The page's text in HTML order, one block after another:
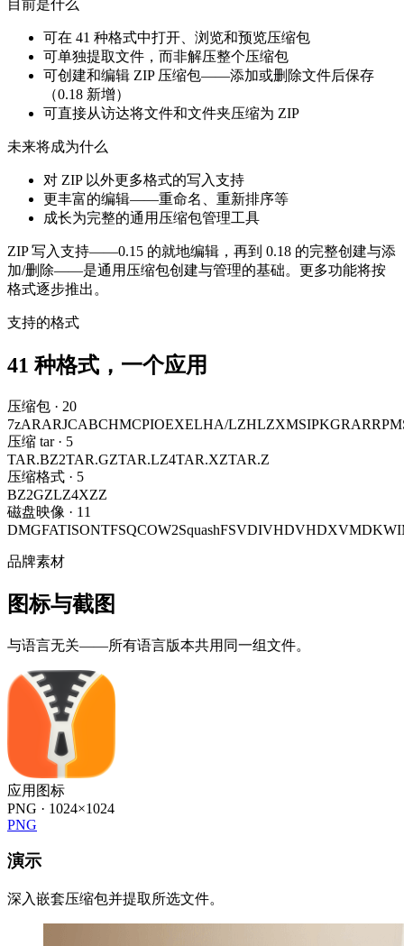
目前是什么
可在 41 种格式中打开、浏览和预览压缩包
可单独提取文件，而非解压整个压缩包
可创建和编辑 ZIP 压缩包——添加或删除文件后保存
（0.18 新增）
可直接从访达将文件和文件夹压缩为 ZIP
未来将成为什么
对 ZIP 以外更多格式的写入支持
更丰富的编辑——重命名、重新排序等
成长为完整的通用压缩包管理工具
ZIP 写入支持——0.15 的就地编辑，再到 0.18 的完整创建与添
加/删除——是通用压缩包创建与管理的基础。更多功能将按
格式逐步推出。
支持的格式
41 种格式，一个应用
压缩包 · 20
7zARARJCABCHMCPIOEXELHA/LZHLZXMSIPKGRARRPM
压缩 tar· 5
TAR.BZ2TAR.GZTAR.LZ4TAR.XZTAR.Z
压缩格式 · 5
BZ2GZLZ4XZZ
磁盘映像 · 11
DMGFATISONTFSQCOW2SquashFSVDIVHDVHDXVMDK
品牌素材
图标与截图
与语言无关——所有语言版本共用同一组文件。
应用图标
PNG · 1024×1024
PNG
演示
深入嵌套压缩包并提取所选文件。